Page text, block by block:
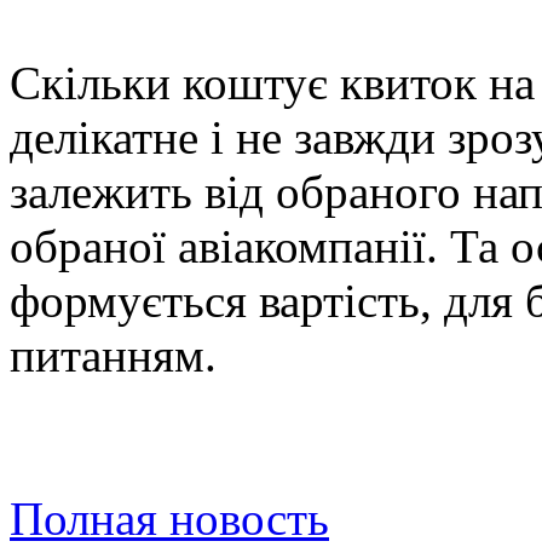
Скільки коштує квиток
делікатне і не завжди
залежить від обраного
обраної авіакомпанії. Та
формується вартість, для
питанням.
Полная новость